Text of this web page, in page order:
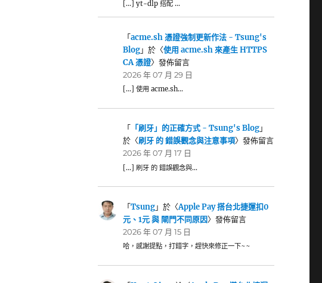
[…] yt-dlp 搭配 …
「acme.sh 憑證強制更新作法 - Tsung's
Blog」於〈使用 acme.sh 來產生 HTTPS
CA 憑證〉發佈留言
2026 年 07 月 29 日
[…] 使用 acme.sh…
「 「刷牙」的正確方式 - Tsung's Blog」
於〈刷牙 的 錯誤觀念與注意事項〉發佈留言
2026 年 07 月 17 日
[…] 刷牙 的 錯誤觀念與…
「Tsung」於〈Apple Pay 搭台北捷運扣0
元、1元 與 閘門不同原因〉發佈留言
2026 年 07 月 15 日
哈，感謝提點，打錯字，趕快來修正一下~~